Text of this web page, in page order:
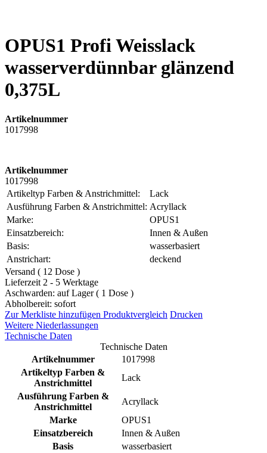
OPUS1 Profi Weisslack
wasserverdünnbar glänzend
0,375L
Artikelnummer
1017998
Artikelnummer
1017998
Artikeltyp Farben & Anstrichmittel:
Lack
Ausführung Farben & Anstrichmittel: Acryllack
Marke:
OPUS1
Einsatzbereich:
Innen & Außen
Basis:
wasserbasiert
Anstrichart:
deckend
Versand ( 12 Dose )
Lieferzeit 2 - 5 Werktage
Aschwarden: auf Lager ( 1 Dose )
Abholbereit: sofort
Zur Merkliste hinzufügen Produktvergleich Drucken
Weitere Niederlassungen
Technische Daten
Technische Daten
Artikelnummer
1017998
Artikeltyp Farben &
Anstrichmittel
Lack
Ausführung Farben &
Anstrichmittel
Acryllack
Marke
OPUS1
Einsatzbereich
Innen & Außen
Basis
wasserbasiert